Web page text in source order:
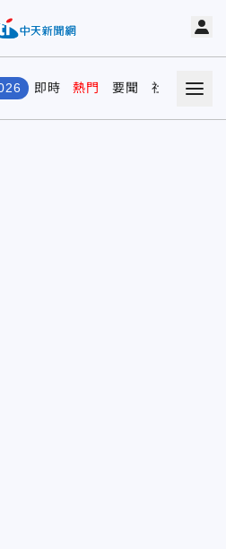
即時 熱門 要聞 社會 娛樂